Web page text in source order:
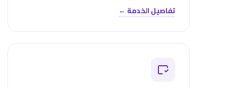
تفاصيل الخدمة ←